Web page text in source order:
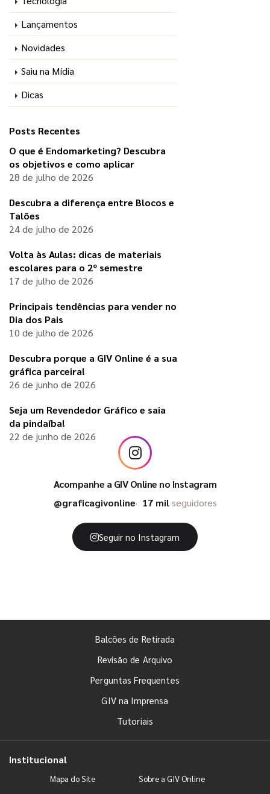
Lançamentos
Novidades
Saiu na Mídia
Dicas
Posts Recentes
O que é Endomarketing? Descubra
os objetivos e como aplicar
28 de julho de 2026
Descubra a diferença entre Blocos e
Talões
24 de julho de 2026
Volta às Aulas: dicas de materiais
escolares para o 2º semestre
17 de julho de 2026
Principais tendências para vender no
Dia dos Pais
10 de julho de 2026
Descubra porque a GIV Online é a sua
gráfica parceira!
26 de junho de 2026
Seja um Revendedor Gráfico e saia
da pindaíba!
22 de junho de 2026
Acompanhe a GIV Online no Instagram
@graficagivonline
17 milseguidores
Seguir no Instagram
Balcões de Retirada
Revisão de Arquivo
Perguntas Frequentes
GIV na Imprensa
Tutoriais
Institucional
Mapa do Site Sobre a GIV Online